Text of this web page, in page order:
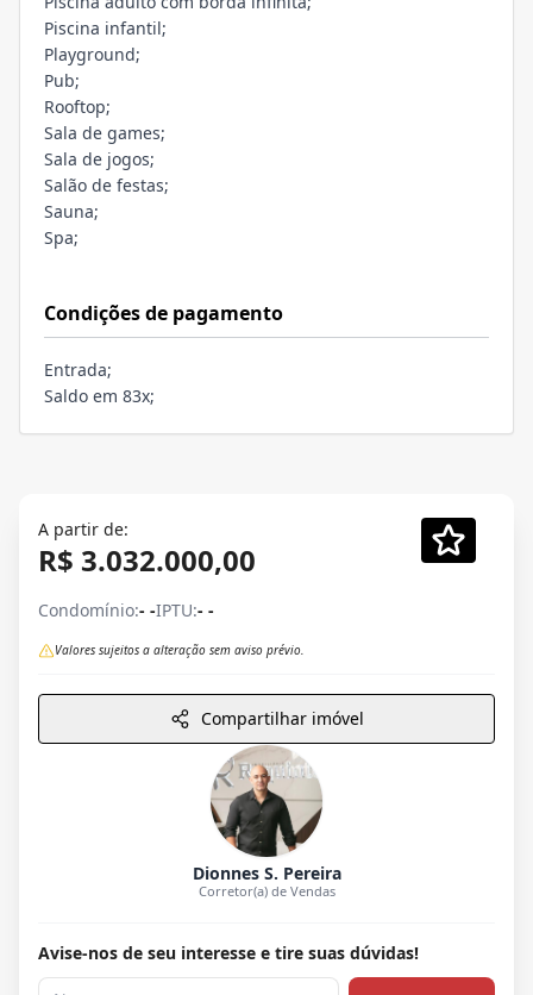
Piscina infantil;
Playground;
Pub;
Rooftop;
Sala de games;
Sala de jogos;
Salão de festas;
Sauna;
Spa;
Condições de pagamento
Entrada;
Saldo em 83x;
A partir de:
R$ 3.032.000,00
Condomínio:- -IPTU:- -
Valores sujeitos a alteração sem aviso prévio.
Compartilhar imóvel
Dionnes S. Pereira
Corretor(a) de Vendas
Avise-nos de seu interesse e tire suas dúvidas!